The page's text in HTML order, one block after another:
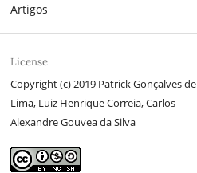
Artigos
License
Copyright (c) 2019 Patrick Gonçalves de
Lima, Luiz Henrique Correia, Carlos
Alexandre Gouvea da Silva